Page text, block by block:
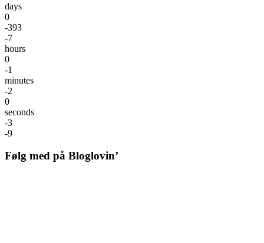
days
0
-393
-7
hours
0
-1
minutes
-2
0
seconds
-3
-9
Følg med på Bloglovin’